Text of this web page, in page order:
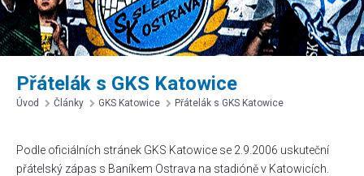
Přátelák s GKS Katowice
Úvod Články GKS Katowice Přátelák s GKS Katowice
Podle oficiálních stránek GKS Katowice se 2.9.2006 uskuteční
přátelský zápas s Baníkem Ostrava na stadióně v Katowicích.